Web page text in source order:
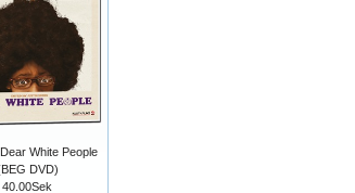
White People
DVD)
40.00Sek